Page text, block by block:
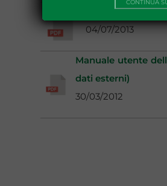
CONTINUA
Guida per
04/07/2013
Manuale utente
dati esterni)
30/03/2012